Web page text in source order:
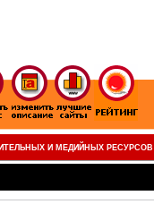
И МЕДИЙНЫХ РЕСУРСОВ